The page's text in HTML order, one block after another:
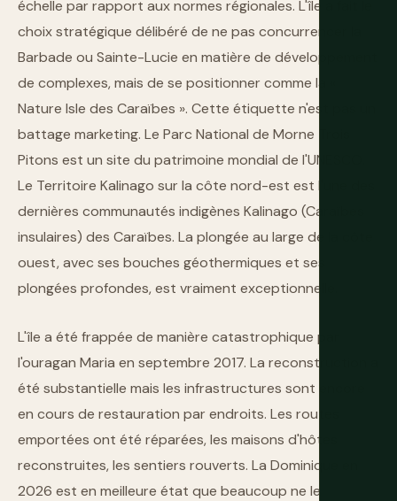
échelle par rapport aux normes régionales. L'île a fait le
choix stratégique délibéré de ne pas concurrencer la
Barbade ou Sainte-Lucie en matière de développement
de complexes, mais de se positionner comme la «
Nature Isle des Caraïbes ». Cette étiquette n'est pas un
battage marketing. Le Parc National de Morne Trois
Pitons est un site du patrimoine mondial de l'UNESCO.
Le Territoire Kalinago sur la côte nord-est est l'une des
dernières communautés indigènes Kalinago (Caraïbes
insulaires) des Caraïbes. La plongée au large de la côte
ouest, avec ses bouches géothermiques et ses
plongées profondes, est vraiment exceptionnelle.
L'île a été frappée de manière catastrophique par
l'ouragan Maria en septembre 2017. La reconstruction a
été substantielle mais les infrastructures sont encore
en cours de restauration par endroits. Les routes
emportées ont été réparées, les maisons d'hôtes
reconstruites, les sentiers rouverts. La Dominique en
2026 est en meilleure état que beaucoup ne le